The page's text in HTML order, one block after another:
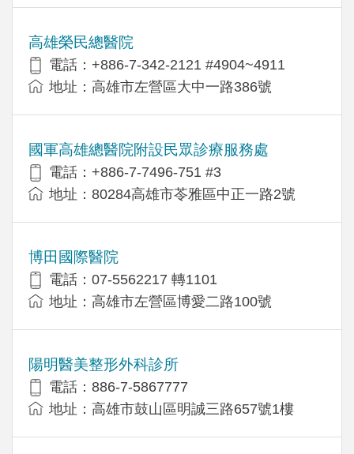
高雄榮民總醫院
電話：+886-7-342-2121 #4904~4911
地址：高雄市左營區大中一路386號
國軍高雄總醫院附設民眾診療服務處
電話：+886-7-7496-751 #3
地址：80284高雄市苓雅區中正一路2號
博田國際醫院
電話：07-5562217 轉1101
地址：高雄市左營區博愛二路100號
陽明醫美整形外科診所
電話：886-7-5867777
地址：高雄市鼓山區明誠三路657號1樓